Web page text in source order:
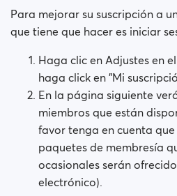
¿Mi suscripción se renovará
membresía?
Cómo solicito un reembolso?
No puedo pagar / La tarjeta
Pagó pero no obtuvo la
GooglePay)
Para mejorar su suscripción a
que tiene que hacer es iniciar
Haga clic en Adjustes en
haga click en "Mi
En la página siguiente
miembros que están
favor tenga en cuenta
paquetes de membresía
ocasionales serán
electrónico).